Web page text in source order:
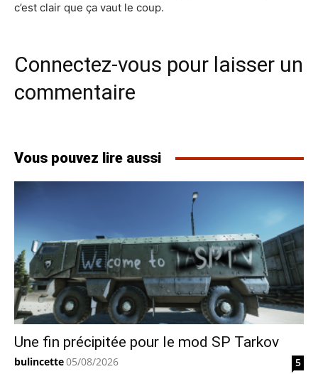
c’est clair que ça vaut le coup.
Connectez-vous pour laisser un
commentaire
Vous pouvez lire aussi
Une fin précipitée pour le mod SP Tarkov
bulincette05/08/2026
5